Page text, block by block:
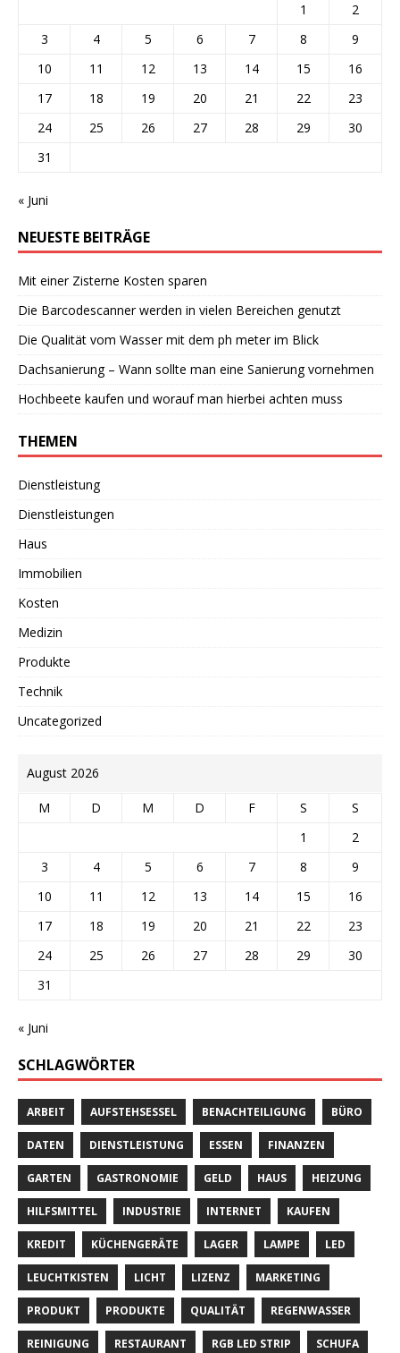
1
2
3
4 5 6 7 8
9
10
11 12 13 14 15
16
17
18 19 20 21 22
23
24
25 26 27 28 29
30
31
« Juni
NEUESTE BEITRÄGE
Mit einer Zisterne Kosten sparen
Die Barcodescanner werden in vielen Bereichen genutzt
Die Qualität vom Wasser mit dem ph meter im Blick
Dachsanierung – Wann sollte man eine Sanierung vornehmen
Hochbeete kaufen und worauf man hierbei achten muss
THEMEN
Dienstleistung
Dienstleistungen
Haus
Immobilien
Kosten
Medizin
Produkte
Technik
Uncategorized
August 2026
M D M D F S
S
1
2
3
4 5 6 7 8
9
10
11 12 13 14 15
16
17
18 19 20 21 22
23
24
25 26 27 28 29
30
31
« Juni
SCHLAGWÖRTER
ARBEIT AUFSTEHSESSEL BENACHTEILIGUNG BÜRO
DATEN DIENSTLEISTUNG ESSEN FINANZEN
GARTEN GASTRONOMIE GELD HAUS HEIZUNG
HILFSMITTEL INDUSTRIE INTERNET KAUFEN
KREDIT KÜCHENGERÄTE LAGER LAMPE LED
LEUCHTKISTEN LICHT LIZENZ MARKETING
PRODUKT PRODUKTE QUALITÄT REGENWASSER
REINIGUNG RESTAURANT RGB LED STRIP SCHUFA